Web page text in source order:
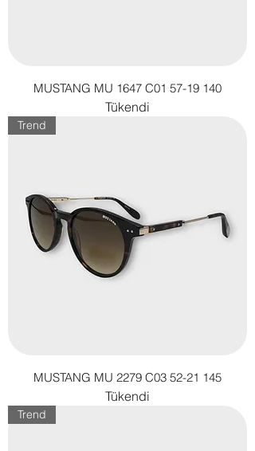
MUSTANG MU 1647 C01 57-19 140
Tükendi
Trend
MUSTANG MU 2279 C03 52-21 145
Tükendi
Trend